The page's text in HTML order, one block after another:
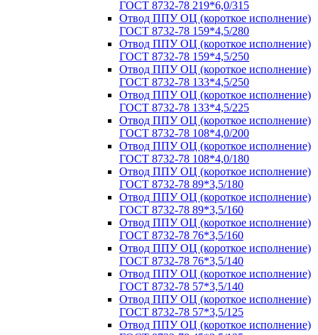
ГОСТ 8732-78 219*6,0/315
Отвод ППУ ОЦ (короткое исполнение)
ГОСТ 8732-78 159*4,5/280
Отвод ППУ ОЦ (короткое исполнение)
ГОСТ 8732-78 159*4,5/250
Отвод ППУ ОЦ (короткое исполнение)
ГОСТ 8732-78 133*4,5/250
Отвод ППУ ОЦ (короткое исполнение)
ГОСТ 8732-78 133*4,5/225
Отвод ППУ ОЦ (короткое исполнение)
ГОСТ 8732-78 108*4,0/200
Отвод ППУ ОЦ (короткое исполнение)
ГОСТ 8732-78 108*4,0/180
Отвод ППУ ОЦ (короткое исполнение)
ГОСТ 8732-78 89*3,5/180
Отвод ППУ ОЦ (короткое исполнение)
ГОСТ 8732-78 89*3,5/160
Отвод ППУ ОЦ (короткое исполнение)
ГОСТ 8732-78 76*3,5/160
Отвод ППУ ОЦ (короткое исполнение)
ГОСТ 8732-78 76*3,5/140
Отвод ППУ ОЦ (короткое исполнение)
ГОСТ 8732-78 57*3,5/140
Отвод ППУ ОЦ (короткое исполнение)
ГОСТ 8732-78 57*3,5/125
Отвод ППУ ОЦ (короткое исполнение)